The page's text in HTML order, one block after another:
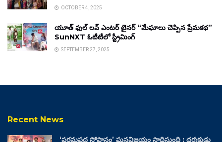
OCTOBER 4, 2025
యూత్ ఫుల్ లవ్ ఎంటర్ టైనర్ “మేఘాలు చెప్పిన ప్రేమకథ”
SunNXT ఓటీటీలో స్ట్రీమింగ్
SEPTEMBER 27, 2025
Recent News
‘పరమపద సోపానం’ ఘనవిజయం సాధిస్తుంది : దర్శకుడు